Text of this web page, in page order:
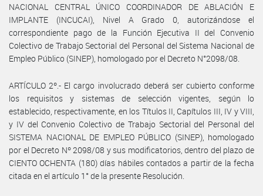
NACIONAL CENTRAL ÚNICO COORDINADOR DE ABLACIÓN E
IMPLANTE (INCUCAI), Nivel A Grado 0, autorizándose el
correspondiente pago de la Función Ejecutiva II del Convenio
Colectivo de Trabajo Sectorial del Personal del Sistema Nacional de
Empleo Público (SINEP), homologado por el Decreto N°2098/08.
ARTÍCULO 2º.- El cargo involucrado deberá ser cubierto conforme
los requisitos y sistemas de selección vigentes, según lo
establecido, respectivamente, en los Títulos II, Capítulos III, IV y VIII,
y IV del Convenio Colectivo de Trabajo Sectorial del Personal del
SISTEMA NACIONAL DE EMPLEO PÚBLICO (SINEP), homologado
por el Decreto Nº 2098/08 y sus modificatorios, dentro del plazo de
CIENTO OCHENTA (180) días hábiles contados a partir de la fecha
citada en el artículo 1° de la presente Resolución.